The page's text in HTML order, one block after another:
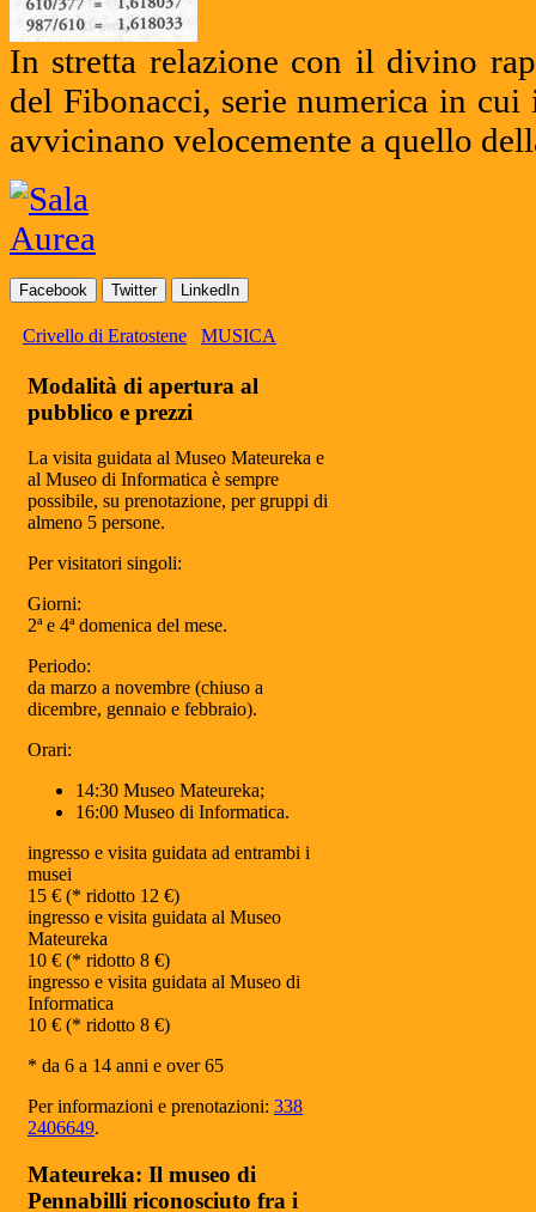
In stretta relazione con il divino
del Fibonacci, serie numerica in
avvicinano velocemente a quello
Facebook Twitter LinkedIn
Crivello di Eratostene MUSICA
Modalità di apertura al
pubblico e prezzi
La visita guidata al Museo Mateureka e
al Museo di Informatica è sempre
possibile, su prenotazione, per gruppi di
almeno 5 persone.
Per visitatori singoli:
Giorni:
2ª e 4ª domenica del mese.
Periodo:
da marzo a novembre (chiuso a
dicembre, gennaio e febbraio).
Orari:
14:30 Museo Mateureka;
16:00 Museo di Informatica.
ingresso e visita guidata ad entrambi i
musei
15 € (* ridotto 12 €)
ingresso e visita guidata al Museo
Mateureka
10 € (* ridotto 8 €)
ingresso e visita guidata al Museo di
Informatica
10 € (* ridotto 8 €)
* da 6 a 14 anni e over 65
Per informazioni e prenotazioni: 338
2406649.
Mateureka: Il museo di
Pennabilli riconosciuto fra i